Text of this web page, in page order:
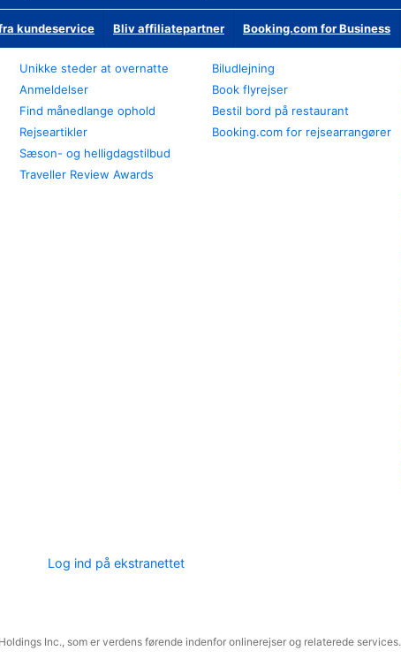
kundeservice Bliv affiliatepartner Booking.com for Business
Unikke steder at overnatte
Anmeldelser
Find månedlange ophold
Rejseartikler
Sæson- og helligdagstilbud
Traveller Review Awards
Biludlejning
Book flyrejser
Bestil bord på restaurant
Booking.com for rejsearrangører
Log ind på ekstranettet
Inc., som er verdens førende indenfor onlinerejser og relaterede services.